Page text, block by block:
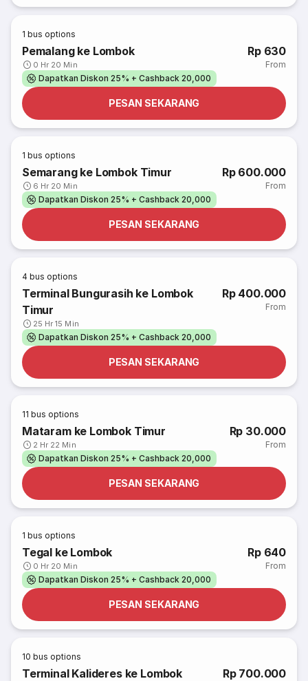
1 bus options
Pemalang ke Lombok
0 Hr 20 Min
Rp 630
From
Dapatkan Diskon 25% + Cashback 20,000
PESAN SEKARANG
1 bus options
Semarang ke Lombok Timur
6 Hr 20 Min
Rp 600.000
From
Dapatkan Diskon 25% + Cashback 20,000
PESAN SEKARANG
4 bus options
Terminal Bungurasih ke Lombok
Timur
25 Hr 15 Min
Rp 400.000
From
Dapatkan Diskon 25% + Cashback 20,000
PESAN SEKARANG
11 bus options
Mataram ke Lombok Timur
2 Hr 22 Min
Rp 30.000
From
Dapatkan Diskon 25% + Cashback 20,000
PESAN SEKARANG
1 bus options
Tegal ke Lombok
0 Hr 20 Min
Rp 640
From
Dapatkan Diskon 25% + Cashback 20,000
PESAN SEKARANG
10 bus options
Terminal Kalideres ke Lombok Rp 700.000